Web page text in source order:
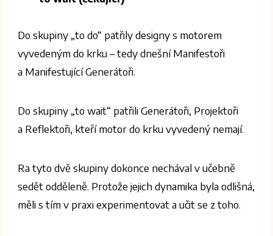
Do skupiny „to do“ patřily designy s motorem
vyvedeným do krku – tedy dnešní Manifestoři
a Manifestující Generátoři.
Do skupiny „to wait“ patřili Generátoři, Projektoři
a Reflektoři, kteří motor do krku vyvedený nemají.
Ra tyto dvě skupiny dokonce nechával v učebně
sedět odděleně. Protože jejich dynamika byla odlišná,
měli s tím v praxi experimentovat a učit se z toho.